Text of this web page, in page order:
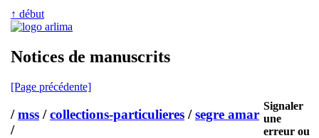
↑ début
Notices de manuscrits
[Page précédente]
/mss /collections-particulieres /segre amar
/
Signaler
une
erreur ou